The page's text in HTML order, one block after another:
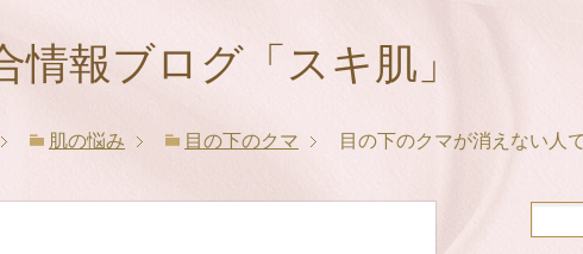
報ブログ「スキ肌」
肌の悩み 目の下のクマ 目の下のクマが消えない人